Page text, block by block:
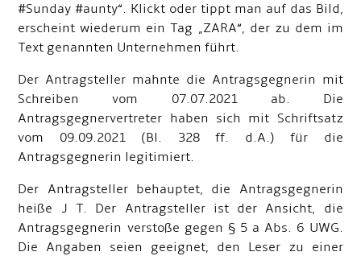
#Sunday #aunty“. Klickt oder tippt man auf das Bild,
erscheint wiederum ein Tag „ZARA“, der zu dem im
Text genannten Unternehmen führt.
Der Antragsteller mahnte die Antragsgegnerin mit
Schreiben vom 07.07.2021 ab. Die
Antragsgegnervertreter haben sich mit Schriftsatz
vom 09.09.2021 (Bl. 328 ff. d.A.) für die
Antragsgegnerin legitimiert.
Der Antragsteller behauptet, die Antragsgegnerin
heiße J T. Der Antragsteller ist der Ansicht, die
Antragsgegnerin verstoße gegen § 5 a Abs. 6 UWG.
Die Angaben seien geeignet, den Leser zu einer